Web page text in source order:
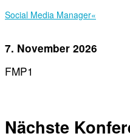
Social Media Manager«
7. November 2026
FMP1
Nächste